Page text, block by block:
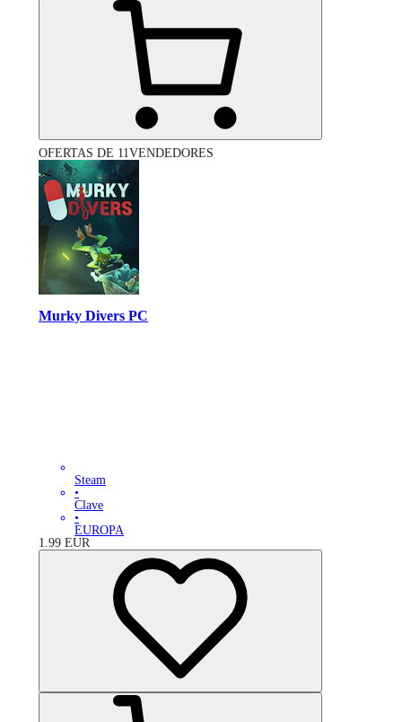
OFERTAS DE 11VENDEDORES
Murky Divers PC
Steam
•
Clave
•
EUROPA
1.99 EUR